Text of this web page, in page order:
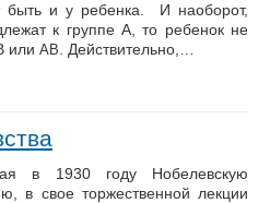
быть и у ребенка. И наоборот,
к группе А, то ребенок не
или АВ . Действительно,…
в 1930 году Нобелевскую
в свое торжественной лекции